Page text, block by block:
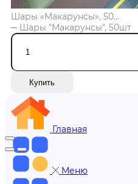
Шары «Макарунсы», 50...
Шары "Макарунсы", 50шт
Купить
Главная
Меню